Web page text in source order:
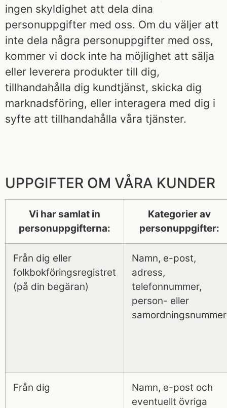
ingen skyldighet att dela dina
personuppgifter med oss. Om du väljer att
inte dela några personuppgifter med oss,
kommer vi dock inte ha möjlighet att sälja
eller leverera produkter till dig,
tillhandahålla dig kundtjänst, skicka dig
marknadsföring, eller interagera med dig i
syfte att tillhandahålla våra tjänster.
UPPGIFTER OM VÅRA KUNDER
Vi har samlat in
personuppgifterna:
Kategorier av
personuppgifter:
Från dig eller
folkbokföringsregistret
(på din begäran)
Namn, e-post,
adress,
telefonnummer,
person- eller
samordningsnummer
Från dig
Namn, e-post och
eventuellt övriga